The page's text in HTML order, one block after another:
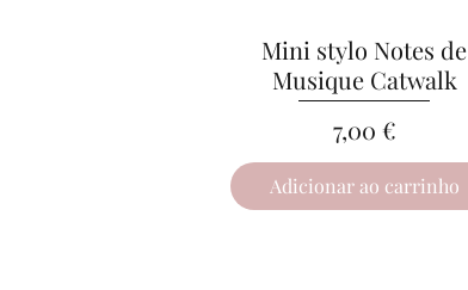
Visualização rápida
Mini stylo Notes de
Musique Catwalk
Preço
7,00 €
Adicionar ao carrinho